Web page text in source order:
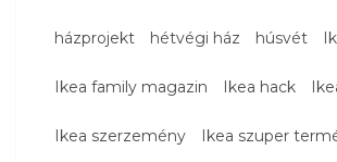
házprojekt hétvégi ház húsvét
Ikea family magazin Ikea hack
Ikea szerzemény Ikea szuper